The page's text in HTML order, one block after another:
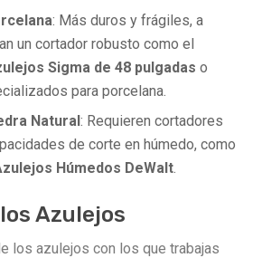
: Más duros y frágiles, a
un cortador robusto como el
Sigma de 48 pulgadas o
para porcelana.
Natural: Requieren cortadores
de corte en húmedo, como
Húmedos DeWalt
Azulejos
los azulejos con los que trabajas